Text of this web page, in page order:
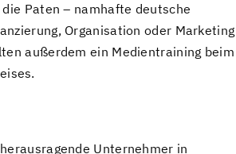
Paten – namhafte deutsche
Organisation oder Marketing
außerdem ein Medientraining beim
Unternehmer in